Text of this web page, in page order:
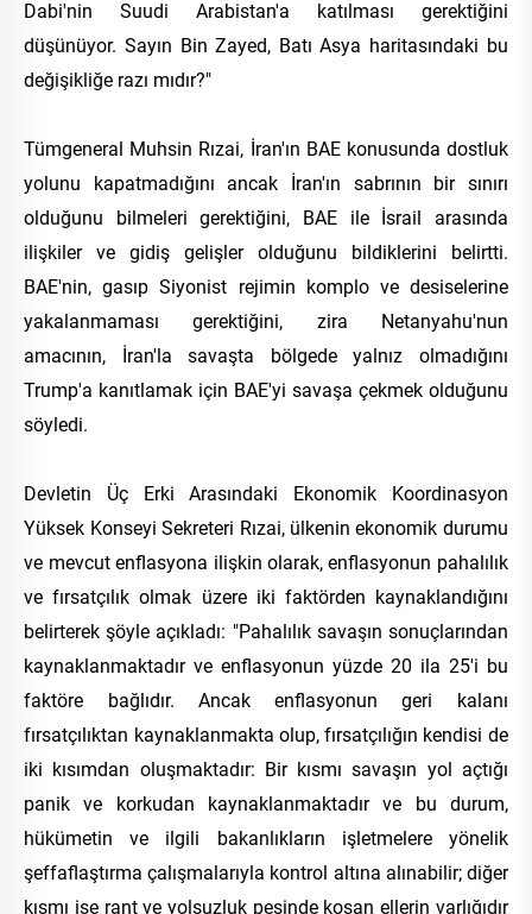
Dabi'nin Suudi Arabistan'a katılması gerektiğini
düşünüyor. Sayın Bin Zayed, Batı Asya haritasındaki bu
değişikliğe razı mıdır?"
Tümgeneral Muhsin Rızai, İran'ın BAE konusunda dostluk
yolunu kapatmadığını ancak İran'ın sabrının bir sınırı
olduğunu bilmeleri gerektiğini, BAE ile İsrail arasında
ilişkiler ve gidiş gelişler olduğunu bildiklerini belirtti.
BAE'nin, gasıp Siyonist rejimin komplo ve desiselerine
yakalanmaması gerektiğini, zira Netanyahu'nun
amacının, İran'la savaşta bölgede yalnız olmadığını
Trump'a kanıtlamak için BAE'yi savaşa çekmek olduğunu
söyledi.
Devletin Üç Erki Arasındaki Ekonomik Koordinasyon
Yüksek Konseyi Sekreteri Rızai, ülkenin ekonomik durumu
ve mevcut enflasyona ilişkin olarak, enflasyonun pahalılık
ve fırsatçılık olmak üzere iki faktörden kaynaklandığını
belirterek şöyle açıkladı: "Pahalılık savaşın sonuçlarından
kaynaklanmaktadır ve enflasyonun yüzde 20 ila 25'i bu
faktöre bağlıdır. Ancak enflasyonun geri kalanı
fırsatçılıktan kaynaklanmakta olup, fırsatçılığın kendisi de
iki kısımdan oluşmaktadır: Bir kısmı savaşın yol açtığı
panik ve korkudan kaynaklanmaktadır ve bu durum,
hükümetin ve ilgili bakanlıkların işletmelere yönelik
şeffaflaştırma çalışmalarıyla kontrol altına alınabilir; diğer
kısmı ise rant ve yolsuzluk peşinde koşan ellerin varlığıdır